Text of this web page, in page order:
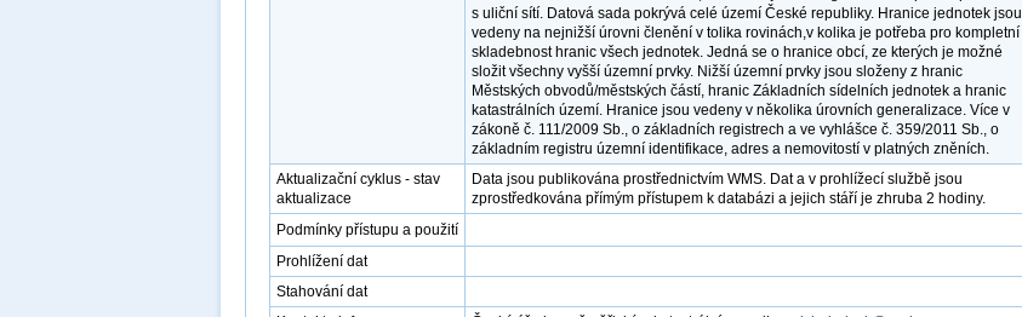
s uliční sítí. Datová sada pokrývá celé území České republiky. Hranice jednotek jsou
vedeny na nejnižší úrovni členění v tolika rovinách,v kolika je potřeba pro kompletní
skladebnost hranic všech jednotek. Jedná se o hranice obcí, ze kterých je možné
složit všechny vyšší územní prvky. Nižší územní prvky jsou složeny z hranic
Městských obvodů/městských částí, hranic Základních sídelních jednotek a hranic
katastrálních území. Hranice jsou vedeny v několika úrovních generalizace. Více v
zákoně č. 111/2009 Sb., o základních registrech a ve vyhlášce č. 359/2011 Sb., o
základním registru územní identifikace, adres a nemovitostí v platných zněních.
Aktualizační cyklus - stav
aktualizace
Data jsou publikována prostřednictvím WMS. Dat a v prohlížecí službě jsou
zprostředkována přímým přístupem k databázi a jejich stáří je zhruba 2 hodiny.
Podmínky přístupu a použití
Prohlížení dat
Stahování dat